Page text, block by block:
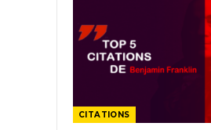
CITATIONS